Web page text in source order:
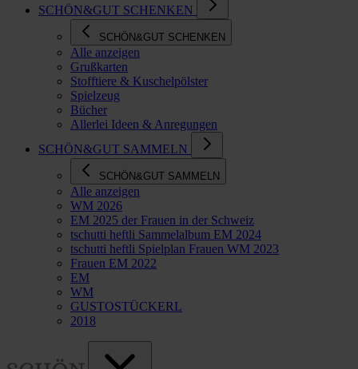
SCHÖN&GUT SCHENKEN
SCHÖN&GUT SCHENKEN
Alle anzeigen
Grußkarten
Stofftiere & Kuschelpölster
Spielzeug
Bücher
Allerlei Ideen & Anregungen
SCHÖN&GUT SAMMELN
SCHÖN&GUT SAMMELN
Alle anzeigen
WM 2026
EM 2025 der Frauen in der Schweiz
tschutti heftli Sammelalbum EM 2024
tschutti heftli Spielplan Frauen WM 2023
Frauen EM 2022
EM
WM
GUSTOSTÜCKERL
2018